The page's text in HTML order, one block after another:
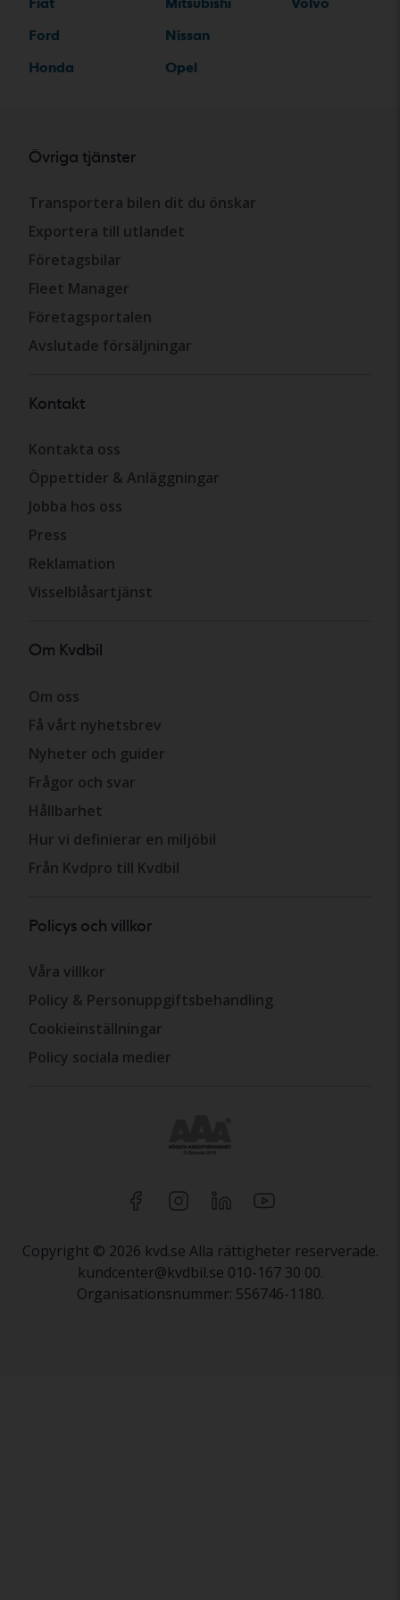
Ford
Honda
Nissan
Opel
Övriga tjänster
Transportera bilen dit du önskar
Exportera till utlandet
Företagsbilar
Fleet Manager
Företagsportalen
Avslutade försäljningar
Kontakt
Kontakta oss
Öppettider & Anläggningar
Jobba hos oss
Press
Reklamation
Visselblåsartjänst
Om Kvdbil
Om oss
Få vårt nyhetsbrev
Nyheter och guider
Frågor och svar
Hållbarhet
Hur vi definierar en miljöbil
Från Kvdpro till Kvdbil
Policys och villkor
Våra villkor
Policy & Personuppgiftsbehandling
Cookieinställningar
Policy sociala medier
Copyright © 2026 kvd.se Alla rättigheter reserverade.
kundcenter@kvdbil.se 010-167 30 00.
Organisationsnummer: 556746-1180.